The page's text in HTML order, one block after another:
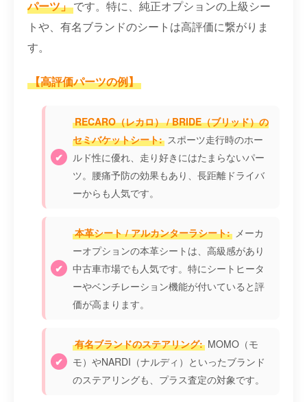
パーツ」です。特に、純正オプションの上級シー
トや、有名ブランドのシートは高評価に繋がりま
す。
【高評価パーツの例】
RECARO（レカロ） / BRIDE（ブリッド）の
セミバケットシート: スポーツ走行時のホー
ルド性に優れ、走り好きにはたまらないパー
ツ。腰痛予防の効果もあり、長距離ドライバ
ーからも人気です。
本革シート / アルカンターラシート: メーカ
ーオプションの本革シートは、高級感があり
中古車市場でも人気です。特にシートヒータ
ーやベンチレーション機能が付いていると評
価が高まります。
有名ブランドのステアリング: MOMO（モ
モ）やNARDI（ナルディ）といったブランド
のステアリングも、プラス査定の対象です。